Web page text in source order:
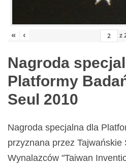
« ‹ z
Nagroda
Platformy
Seul 2010
Nagroda specjalna dla
przyznana przez Tajwańskie
Wynalazców "Taiwan